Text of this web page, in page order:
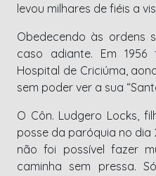
levou milhares de fiéis a
Obedecendo às ordens
caso adiante. Em
Hospital de Criciúma,
sem poder ver a sua
O Côn. Ludgero Locks,
posse da paróquia no dia
não foi possível fazer
caminha sem pressa.